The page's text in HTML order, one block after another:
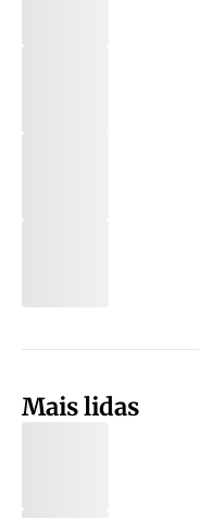
Mais lidas